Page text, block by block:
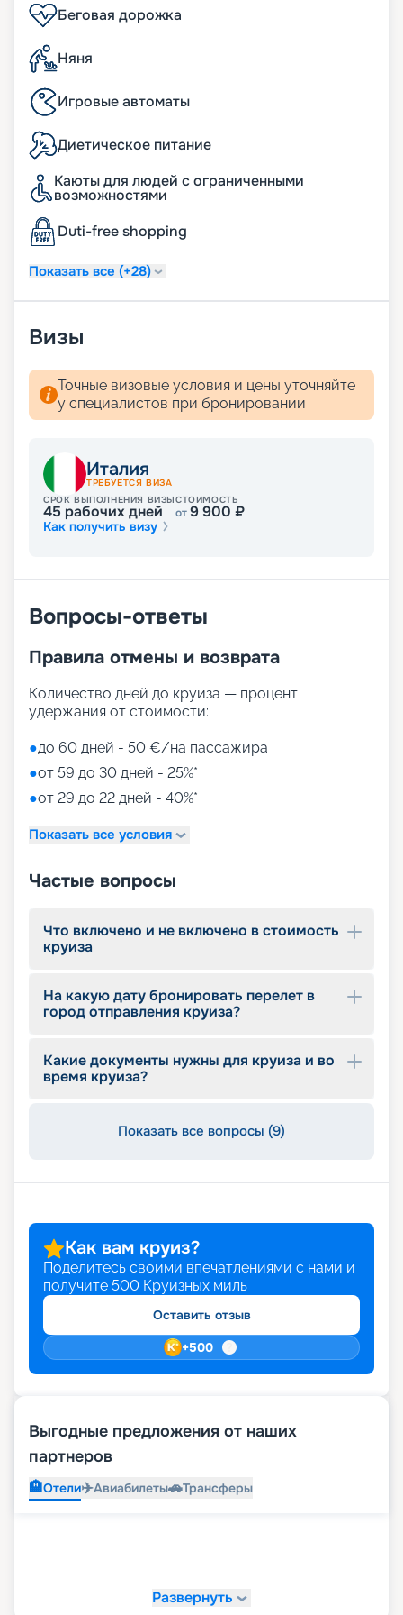
Беговая дорожка
Няня
Игровые автоматы
Диетическое питание
Каюты для людей с ограниченными
возможностями
Duti-free shopping
Показать все (+28)
Визы
Точные визовые условия и цены уточняйте
у специалистов при бронировании
Италия
ТРЕБУЕТСЯ ВИЗА
СРОК ВЫПОЛНЕНИЯ ВИЗЫ
45 рабочих дней
СТОИМОСТЬ
от9 900 ₽
Как получить визу
Вопросы-ответы
Правила отмены и возврата
Количество дней до круиза — процент
удержания от стоимости:
●до 60 дней - 50 €/на пассажира
●от 59 до 30 дней - 25%*
●от 29 до 22 дней - 40%*
Показать все условия
Частые вопросы
Что включено и не включено в стоимость
круиза
На какую дату бронировать перелет в
город отправления круиза?
Какие документы нужны для круиза и во
время круиза?
Показать все вопросы (9)
Как вам круиз?
Поделитесь своими впечатлениями с нами и
получите 500 Круизных миль
Оставить отзыв
+500
Выгодные предложения от наших
партнеров
🏨Отели✈️Авиабилеты🚗Трансферы
Развернуть